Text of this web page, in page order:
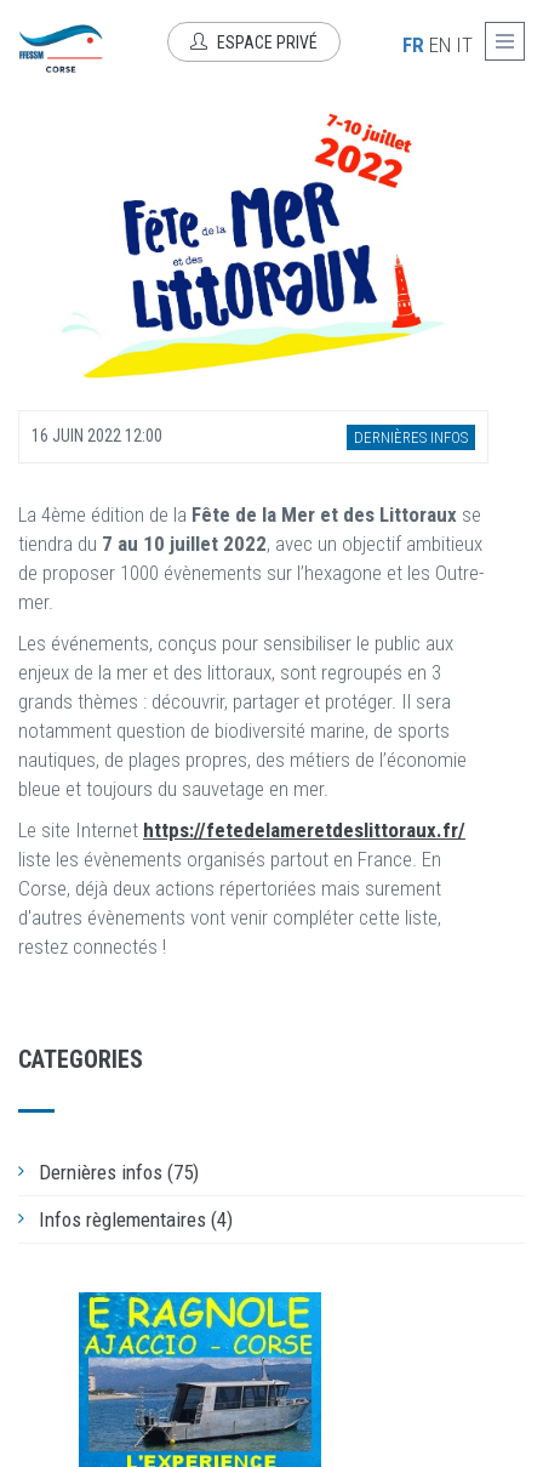
ESPACE PRIVÉ FR EN IT
FÊTE DE LA MER ET DES LITTORAUX
16 JUIN 2022 12:00 DERNIÈRES INFOS
La 4ème édition de la Fête de la Mer et des Littoraux se
tiendra du 7 au 10 juillet 2022, avec un objectif ambitieux
de proposer 1000 évènements sur l’hexagone et les Outre-
mer.
Les événements, conçus pour sensibiliser le public aux
enjeux de la mer et des littoraux, sont regroupés en 3
grands thèmes : découvrir, partager et protéger. Il sera
notamment question de biodiversité marine, de sports
nautiques, de plages propres, des métiers de l’économie
bleue et toujours du sauvetage en mer.
Le site Internet https://fetedelameretdeslittoraux.fr/
liste les évènements organisés partout en France. En
Corse, déjà deux actions répertoriées mais surement
d'autres évènements vont venir compléter cette liste,
restez connectés !
CATEGORIES
Dernières infos (75)
Infos règlementaires (4)